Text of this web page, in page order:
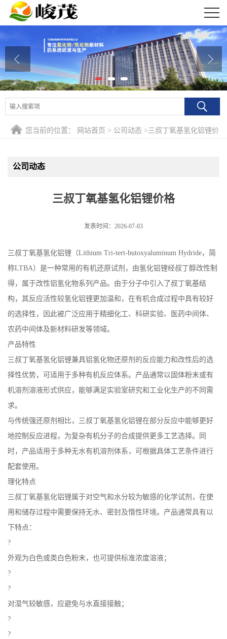
公司介绍
公司动态
产品展厅
证书荣誉
您当前的位置： 网站首页 > 公司动态 >三叔丁氧基氢化铝锂价
公司动态
三叔丁氧基氢化铝锂价格
发表时间：2026-07-03
三叔丁氧基氢化铝锂（Lithium Tri-tert-butoxyaluminum Hydride，简
称LTBA）是一种常用的有机还原试剂，由氢化铝锂经叔丁醇改性制
得，属于改性铝氢化物系列产品。由于分子中引入了叔丁氧基结
构，其反应活性较氢化铝锂更加温和，在有机合成过程中具有较好
的选择性，因此被广泛应用于精细化工、科研实验、医药中间体、
农药中间体及新材料研发等领域。
产品特性
三叔丁氧基氢化铝锂兼具铝氢化物还原剂的反应能力和改性后的选
择性优势，可适用于多种有机反应体系。产品通常以固体粉末或有
机溶剂溶液形式供应，能够满足实验室研究和工业化生产的不同需
求。
与传统强还原剂相比，三叔丁氧基氢化铝锂在部分反应中能够更好
地控制反应进程，为复杂有机分子的合成提供更多工艺选择。同
时，产品适用于多种无水有机溶剂体系，可根据具体工艺条件进行
配套使用。
理化特点
三叔丁氧基氢化铝锂属于对空气和水分较为敏感的化学试剂，在使
用和储存过程中需要保持无水、密封及惰性环境。产品通常具有以
下特点：
?
外观为白色或类白色粉末，也可提供标准浓度溶液；
?
?
对湿气较敏感，应避免与水直接接触；
?
?